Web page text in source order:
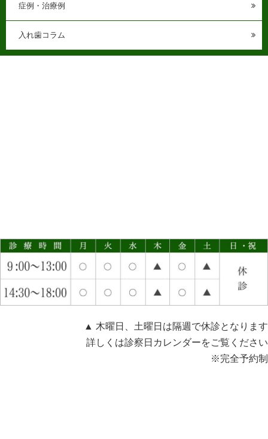
症例・治療例
入れ歯コラム
▲ 木曜日、土曜日は隔週で休診となります
詳しくは診察日カレンダーをご覧ください
※完全予約制